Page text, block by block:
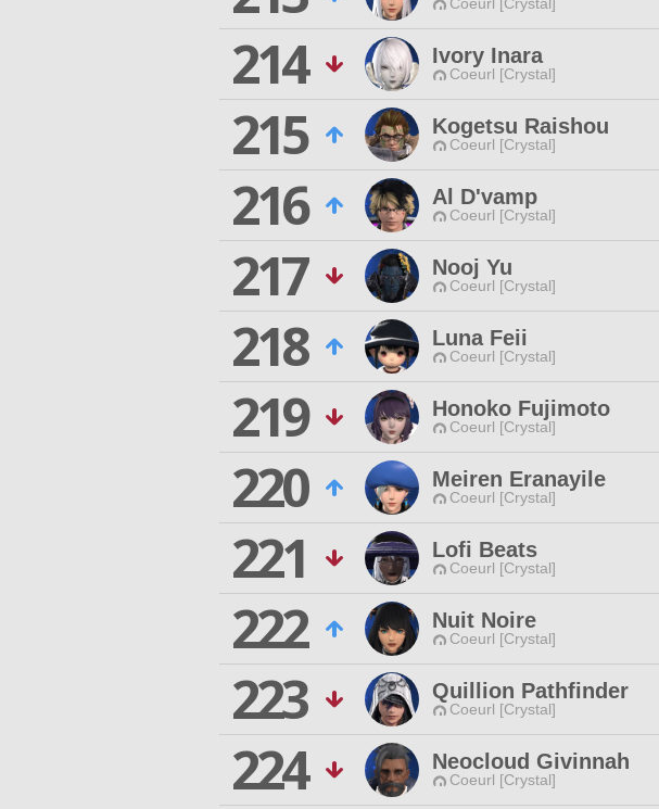
214
Ivory Inara
Coeurl [Crystal]
215
Kogetsu Raishou
Coeurl [Crystal]
216
Al D'vamp
Coeurl [Crystal]
217
Nooj Yu
Coeurl [Crystal]
218
Luna Feii
Coeurl [Crystal]
219
Honoko Fujimoto
Coeurl [Crystal]
220
Meiren Eranayile
Coeurl [Crystal]
221
Lofi Beats
Coeurl [Crystal]
222
Nuit Noire
Coeurl [Crystal]
223
Quillion Pathfinder
Coeurl [Crystal]
224
Neocloud Givinnah
Coeurl [Crystal]